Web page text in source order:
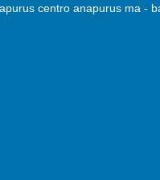
centro anapurus ma -